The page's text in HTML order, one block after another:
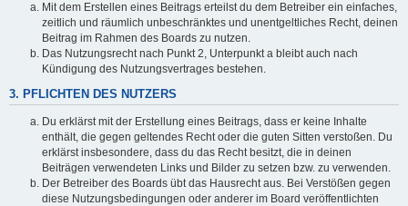
Mit dem Erstellen eines Beitrags erteilst du dem Betreiber ein einfaches,
zeitlich und räumlich unbeschränktes und unentgeltliches Recht, deinen
Beitrag im Rahmen des Boards zu nutzen.
Das Nutzungsrecht nach Punkt 2, Unterpunkt a bleibt auch nach
Kündigung des Nutzungsvertrages bestehen.
3. PFLICHTEN DES NUTZERS
Du erklärst mit der Erstellung eines Beitrags, dass er keine Inhalte
enthält, die gegen geltendes Recht oder die guten Sitten verstoßen. Du
erklärst insbesondere, dass du das Recht besitzt, die in deinen
Beiträgen verwendeten Links und Bilder zu setzen bzw. zu verwenden.
Der Betreiber des Boards übt das Hausrecht aus. Bei Verstößen gegen
diese Nutzungsbedingungen oder anderer im Board veröffentlichten